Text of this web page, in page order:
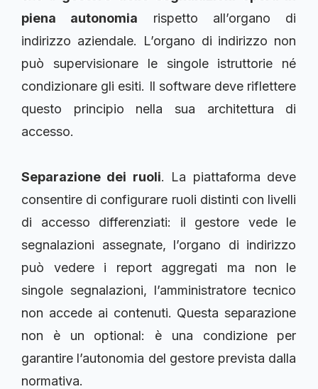
piena autonomia rispetto all’organo di
indirizzo aziendale. L’organo di indirizzo non
può supervisionare le singole istruttorie né
condizionare gli esiti. Il software deve riflettere
questo principio nella sua architettura di
accesso.
Separazione dei ruoli. La piattaforma deve
consentire di configurare ruoli distinti con livelli
di accesso differenziati: il gestore vede le
segnalazioni assegnate, l’organo di indirizzo
può vedere i report aggregati ma non le
singole segnalazioni, l’amministratore tecnico
non accede ai contenuti. Questa separazione
non è un optional: è una condizione per
garantire l’autonomia del gestore prevista dalla
normativa.